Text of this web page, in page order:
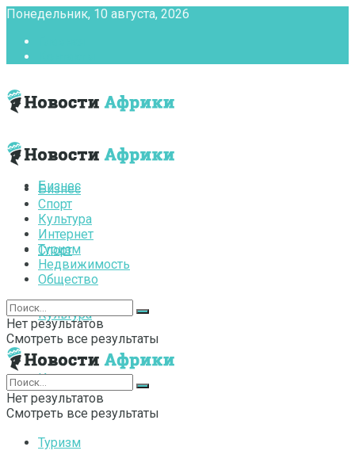
Понедельник, 10 августа, 2026
Бизнес
Спорт
Культура
Интернет
Туризм
Бизнес
Спорт
Культура
Интернет
Туризм
Недвижимость
Общество
Нет результатов
Смотреть все результаты
Нет результатов
Смотреть все результаты